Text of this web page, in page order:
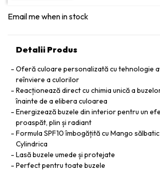
Email me when in stock
Detalii Produs
Oferă culoare personalizată cu tehnologie
reînviere a culorilor
Reacționează direct cu chimia unică a
înainte de a elibera culoarea
Energizează buzele din interior pentru un
proaspăt, plin și radiant
Formula SPF10 îmbogățită cu Mango
Cylindrica
Lasă buzele umede și protejate
Perfect pentru toate buzele